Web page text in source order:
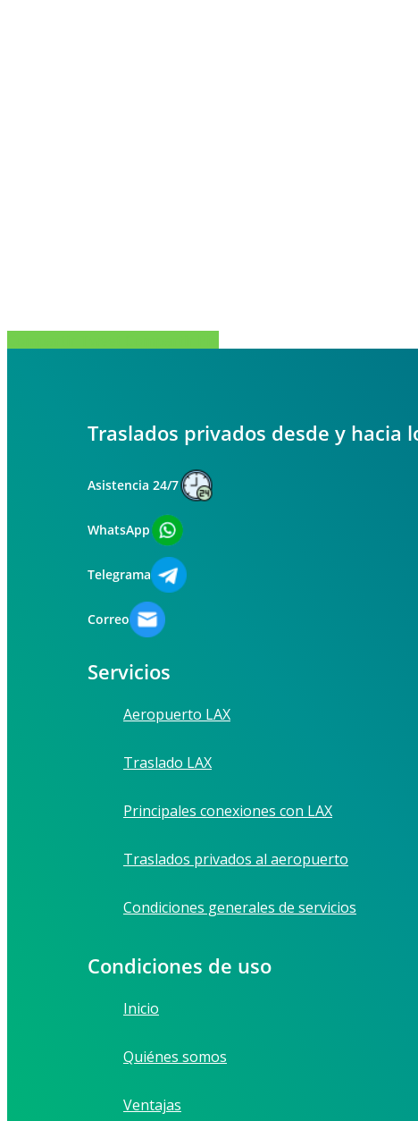
Traslados privados desde y hacia
Asistencia 24/7
WhatsApp
Telegrama
Correo
Servicios
Aeropuerto LAX
Traslado LAX
Principales conexiones con LAX
Traslados privados al aeropuerto
Condiciones generales de servicios
Condiciones de uso
Inicio
Quiénes somos
Ventajas